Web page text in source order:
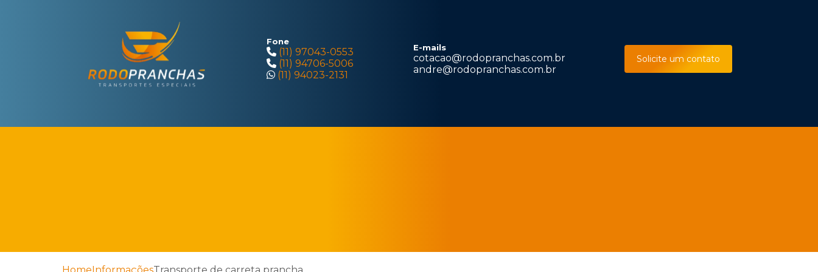
Fone
(11) 97043-0553
(11) 94706-5006
(11) 94023-2131
E-mails
cotacao@rodopranchas.com.br
andre@rodopranchas.com.br
Solicite um contato